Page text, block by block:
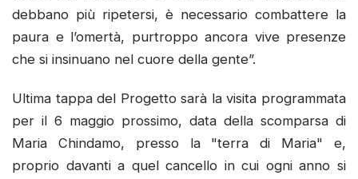
debbano più ripetersi, è necessario combattere la
paura e l’omertà, purtroppo ancora vive presenze
che si insinuano nel cuore della gente”.
Ultima tappa del Progetto sarà la visita programmata
per il 6 maggio prossimo, data della scomparsa di
Maria Chindamo, presso la "terra di Maria" e,
proprio davanti a quel cancello in cui ogni anno si